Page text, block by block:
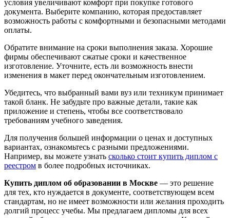
условия увеличивают комфорт при покупке готового
документа. Выберите компанию, которая предоставляет
возможность работы с комфортными и безопасными методами
оплаты.
Обратите внимание на сроки выполнения заказа. Хорошие
фирмы обеспечивают сжатые сроки и качественное
изготовление. Уточните, есть ли возможность внести
изменения в макет перед окончательным изготовлением.
Убедитесь, что выбранный вами вуз или техникум принимает
такой бланк. Не забудьте про важные детали, такие как
приложение и степень, чтобы все соответствовало
требованиям учебного заведения.
Для получения большей информации о ценах и доступных
вариантах, ознакомьтесь с разными предложениями.
Например, вы можете узнать сколько стоит купить диплом с
реестром в более подробных источниках.
Купить диплом об образовании в Москве — это решение
для тех, кто нуждается в документе, соответствующем всем
стандартам, но не имеет возможности или желания проходить
долгий процесс учебы. Мы предлагаем дипломы для всех